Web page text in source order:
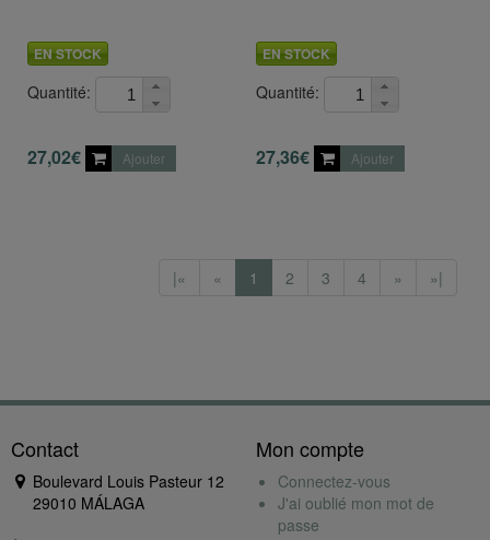
EN STOCK
Quantité:
27,02€ Ajouter
EN STOCK
Quantité:
27,36€ Ajouter
|« « 1 2 3 4 » »|
Contact
Boulevard Louis Pasteur 12
29010 MÁLAGA
Mon compte
Connectez-vous
J'ai oublié mon mot de
passe